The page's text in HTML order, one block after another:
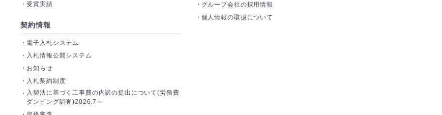
受賞実績
契約情報
電子入札システム
入札情報公開システム
お知らせ
入札契約制度
入契法に基づく工事費の内訳の提出について(労務費
ダンピング調査)2026.7～
グループ会社の採用情報
個人情報の取扱について